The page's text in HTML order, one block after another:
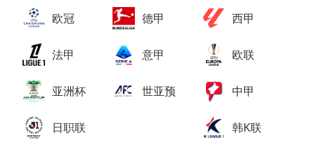
欧冠 德甲 西甲
法甲 意甲 欧联
亚洲杯 世亚预 中甲
日职联 韩K联